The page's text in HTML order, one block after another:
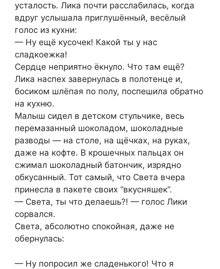
усталость. Лика почти расслабилась, когда
вдруг услышала приглушённый, весёлый
голос из кухни:
— Ну ещё кусочек! Какой ты у нас
сладкоежка!
Сердце неприятно ёкнуло. Что там ещё?
Лика наспех завернулась в полотенце и,
босиком шлёпая по полу, поспешила обратно
на кухню.
Малыш сидел в детском стульчике, весь
перемазанный шоколадом, шоколадные
разводы — на столе, на щёчках, на руках,
даже на кофте. В крошечных пальцах он
сжимал шоколадный батончик, изрядно
обкусанный. Тот самый, что Света вчера
принесла в пакете своих “вкусняшек”.
— Света, ты что делаешь?! — голос Лики
сорвался.
Света, абсолютно спокойная, даже не
обернулась:
— Ну попросил же сладенького! Что я